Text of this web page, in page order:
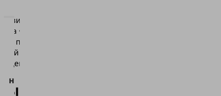
загрузки
Vimeo нам
необходимо
•
питания •
захват
mGrip
и